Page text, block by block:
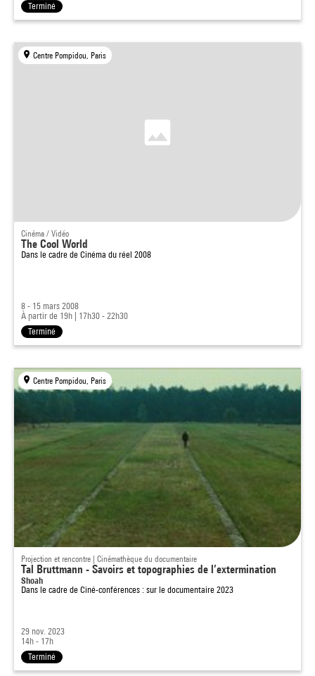
Terminé
Centre Pompidou, Paris
Cinéma / Vidéo
The Cool World
Dans le cadre de Cinéma du réel 2008
8 - 15 mars 2008
À partir de 19h
17h30 - 22h30
Terminé
Centre Pompidou, Paris
Projection et rencontre | Cinémathèque du documentaire
Tal Bruttmann - Savoirs et topographies de l’extermination
Shoah
Dans le cadre de Ciné-conférences : sur le documentaire 2023
29 nov. 2023
14h - 17h
Terminé